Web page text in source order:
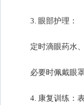
3. 眼部护理：
定时滴眼药水
必要时佩戴眼
4. 康复训练：